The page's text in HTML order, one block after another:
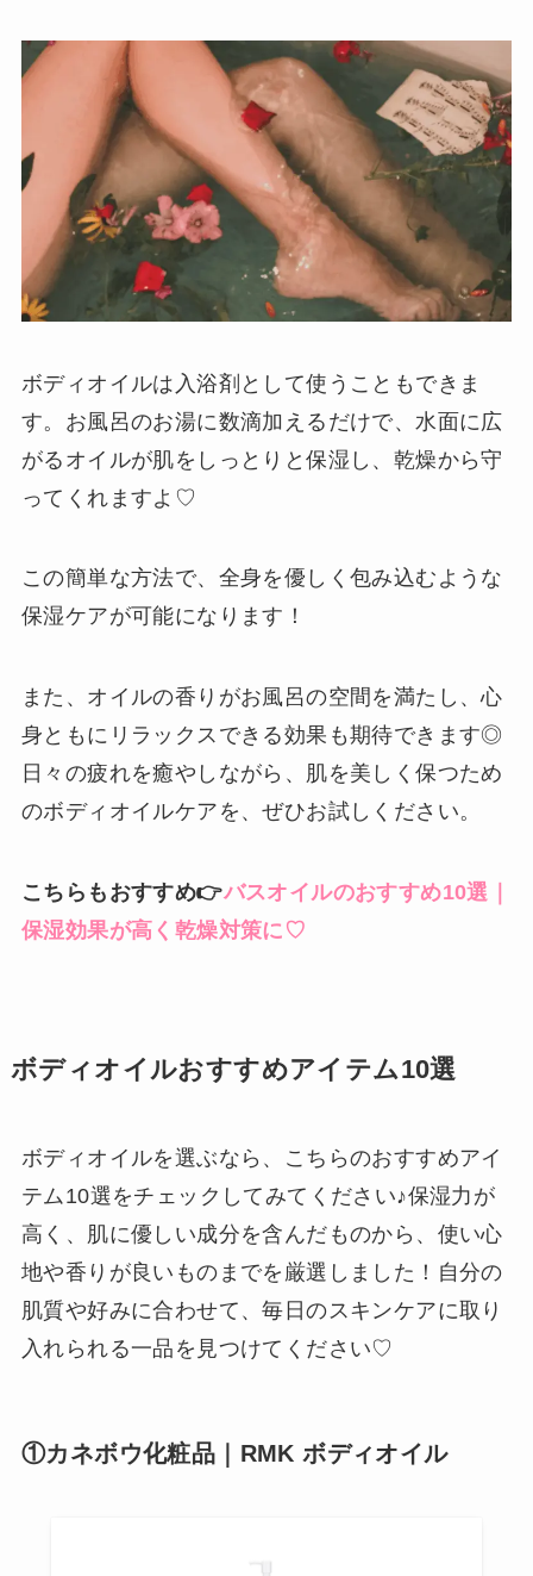
ボディオイルは入浴剤として使うこともできま
す。お風呂のお湯に数滴加えるだけで、水面に広
がるオイルが肌をしっとりと保湿し、乾燥から守
ってくれますよ♡
この簡単な方法で、全身を優しく包み込むような
保湿ケアが可能になります！
また、オイルの香りがお風呂の空間を満たし、心
身ともにリラックスできる効果も期待できます◎
日々の疲れを癒やしながら、肌を美しく保つため
のボディオイルケアを、ぜひお試しください。
こちらもおすすめ👉バスオイルのおすすめ10選｜
保湿効果が高く乾燥対策に♡
ボディオイルおすすめアイテム10選
ボディオイルを選ぶなら、こちらのおすすめアイ
テム10選をチェックしてみてください♪保湿力が
高く、肌に優しい成分を含んだものから、使い心
地や香りが良いものまでを厳選しました！自分の
肌質や好みに合わせて、毎日のスキンケアに取り
入れられる一品を見つけてください♡
①カネボウ化粧品｜RMK ボディオイル